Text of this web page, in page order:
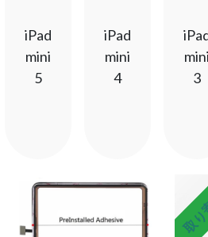
iPad
mini
5
iPad
mini
4
mini
3
取